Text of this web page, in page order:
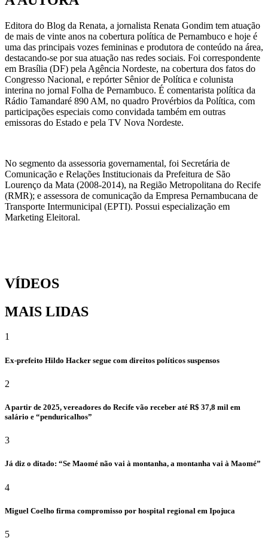
Editora do Blog da Renata, a jornalista Renata Gondim tem atuação
de mais de vinte anos na cobertura política de Pernambuco e hoje é
uma das principais vozes femininas e produtora de conteúdo na área,
destacando-se por sua atuação nas redes sociais. Foi correspondente
em Brasília (DF) pela Agência Nordeste, na cobertura dos fatos do
Congresso Nacional, e repórter Sênior de Política e colunista
interina no jornal Folha de Pernambuco. É comentarista política da
Rádio Tamandaré 890 AM, no quadro Provérbios da Política, com
participações especiais como convidada também em outras
emissoras do Estado e pela TV Nova Nordeste.
No segmento da assessoria governamental, foi Secretária de
Comunicação e Relações Institucionais da Prefeitura de São
Lourenço da Mata (2008-2014), na Região Metropolitana do Recife
(RMR); e assessora de comunicação da Empresa Pernambucana de
Transporte Intermunicipal (EPTI). Possui especialização em
Marketing Eleitoral.
VÍDEOS
MAIS LIDAS
1
Ex-prefeito Hildo Hacker segue com direitos políticos suspensos
2
A partir de 2025, vereadores do Recife vão receber até R$ 37,8 mil em
salário e “penduricalhos”
3
Já diz o ditado: “Se Maomé não vai à montanha, a montanha vai à Maomé”
4
Miguel Coelho firma compromisso por hospital regional em Ipojuca
5